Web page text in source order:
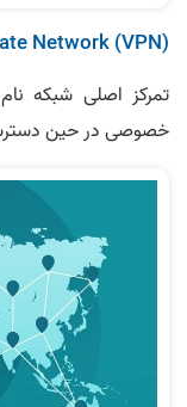
Network (VPN)
تمرکز اصلی شبکه
خصوصی در حین